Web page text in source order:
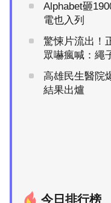
Alphabet砸
電也入列
驚悚片流出！
眾嚇瘋喊：繩
高雄民生醫院
結果出爐
今日排行榜